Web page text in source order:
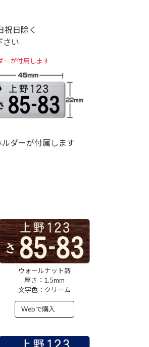
日除く
さい
ーが付属します
ダーが付属します
ウォールナット調
厚さ：1.5mm
文字色：クリーム
Webで購入